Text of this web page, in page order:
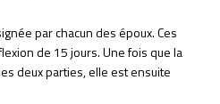
par chacun des époux. Ces
de 15 jours. Une fois que la
deux parties, elle est ensuite